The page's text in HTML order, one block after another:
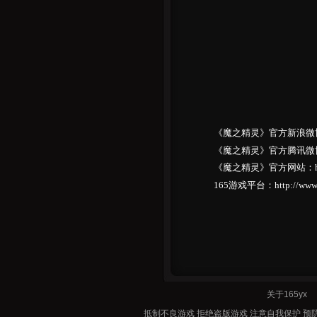
《魔之精灵》官方新浪
《魔之精灵》官方腾讯
《魔之精灵》官方网站
165游戏平台：http://
关于
抵制不良游戏 拒绝盗版游戏 注意自我保护 预